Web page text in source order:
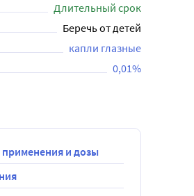
Длительный срок
Беречь от детей
капли глазные
0,01%
и дозы